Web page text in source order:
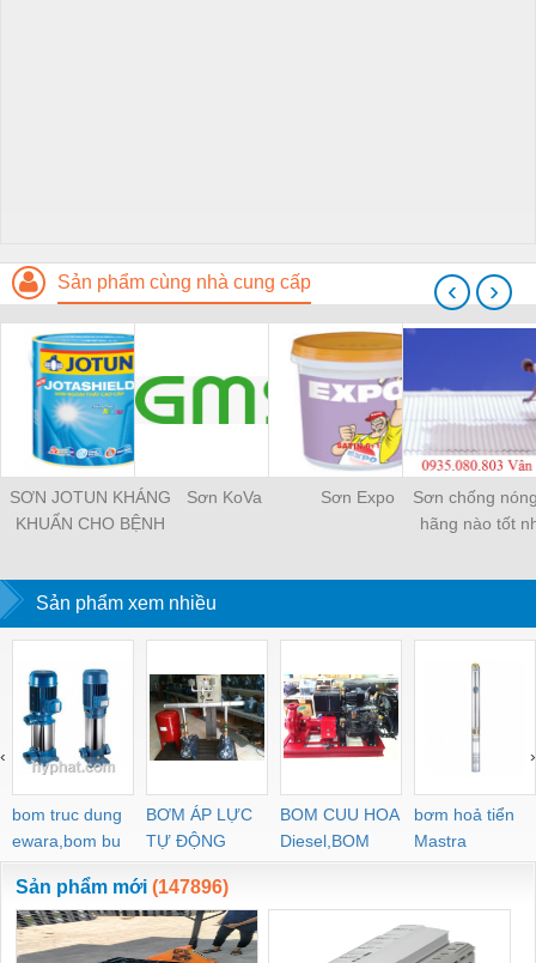
Sản phẩm cùng nhà cung cấp
SƠN JOTUN KHÁNG
KHUẨN CHO BỆNH
SẢN XUẤT
Sơn KoVa Sơn Expo
Sơn chống
hãng nào tốt
‹ ›
Sản phẩm xem nhiều
bom truc dung
ewara,bom bu
ewara
BƠM ÁP LỰC
TỰ ĐỘNG
BOM CUU HOA
Diesel,BOM
CHUA CHAY
bơm hoả tiển
Mastra
‹ ›
Sản phẩm mới (147896)